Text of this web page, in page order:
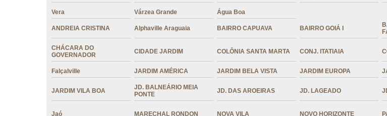
Vera Várzea Grande Água Boa
ANDREIA CRISTINA Alphaville Araguaia BAIRRO CAPUAVA BAIRRO GOIÁ I
CHÁCARA DO
GOVERNADOR
CIDADE JARDIM COLÔNIA SANTA MARTA CONJ. ITATIAIA
Falçalville JARDIM AMÉRICA JARDIM BELA VISTA JARDIM EUROPA
JARDIM VILA BOA
JD. BALNEÁRIO MEIA
PONTE
JD. DAS AROEIRAS JD. LAGEADO
Jaó MARECHAL RONDON NOVA VILA NOVO HORIZONTE